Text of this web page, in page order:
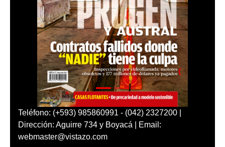
Teléfono: (+593) 985860991 - (042) 2327200 |
Dirección: Aguirre 734 y Boyacá | Email:
webmaster@vistazo.com